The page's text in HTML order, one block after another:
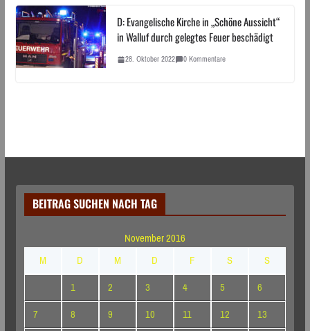
D: Evangelische Kirche in „Schöne Aussicht“
in Walluf durch gelegtes Feuer beschädigt
28. Oktober 2022 0 Kommentare
BEITRAG SUCHEN NACH TAG
November 2016
M
D M D F S
S
1
2 3 4 5
6
7
8 9 10 11 12
13